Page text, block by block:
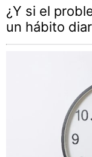
¿Y si el
un hábito